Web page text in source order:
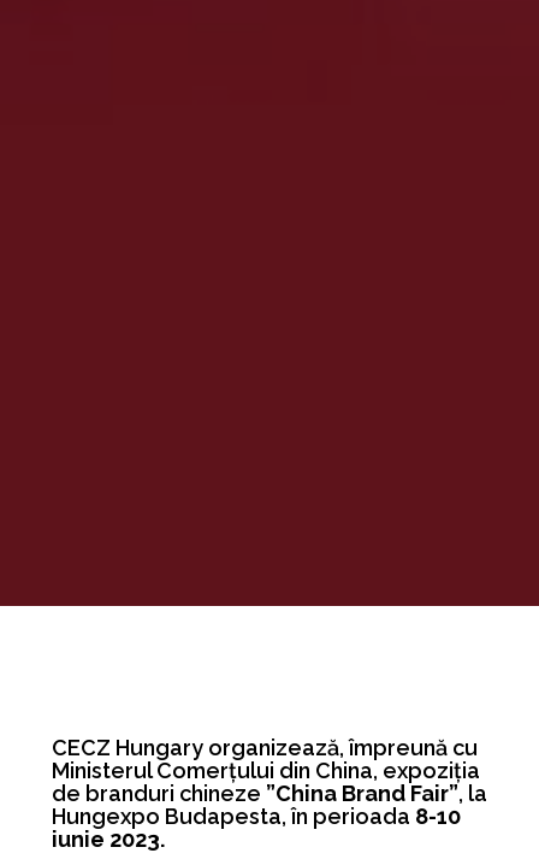
CECZ Hungary organizează, împreună cu
Ministerul Comerțului din China, expoziția
de branduri chineze ”China Brand Fair”, la
Hungexpo Budapesta, în perioada 8-10
iunie 2023.